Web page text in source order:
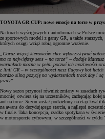
TOYOTA GR CUP: nowe emocje na torze w
Na torach wyścigowych i autodromach w Polsce
ze sportowych modeli z gamy GR, a także
których osiągi wciąż robią ogromne wrażenie.
„Coraz więcej kierowców chce wykorzystywać
ma to największy sens – na torze” – dodaje
warunkach można w pełni poczuć ich możliwości
z linii GR – w szczególności nasz flagowy hot
bardzo silną pozycję na wydarzeniach track day i
jazdy”.
Nowy sezon przynosi również zmiany w zasadach
mocniej otwiera się na uczestników, zachęcając
aut na torze. Sezon został podzielony na etap
na awans do decydującego starcia, a najlepsi
w finale. Taka koncepcja, rzadko spotykana w
w motorsporcie cyfrowym, w szczególności w